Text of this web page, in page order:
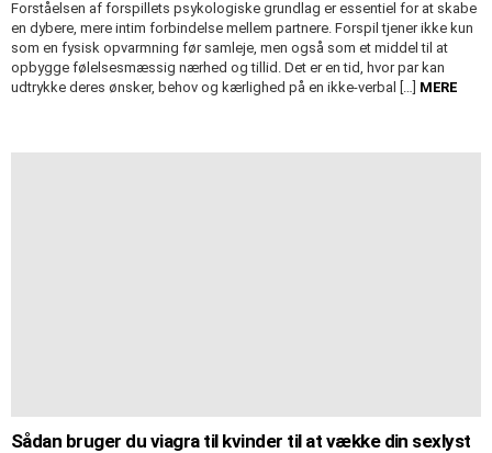
Forståelsen af forspillets psykologiske grundlag er essentiel for at skabe
en dybere, mere intim forbindelse mellem partnere. Forspil tjener ikke kun
som en fysisk opvarmning før samleje, men også som et middel til at
opbygge følelsesmæssig nærhed og tillid. Det er en tid, hvor par kan
udtrykke deres ønsker, behov og kærlighed på en ikke-verbal […] MERE
Sådan bruger du viagra til kvinder til at vække din sexlyst